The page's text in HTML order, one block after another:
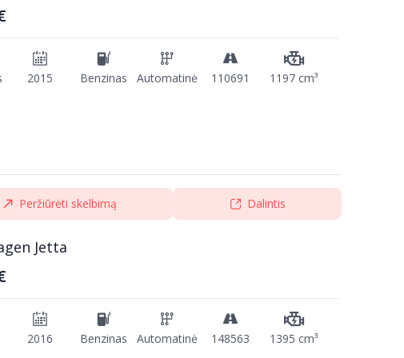
2015 Benzinas Automatinė 110691 1197 cm³
Peržiūrėti skelbimą Dalintis
Jetta
2016 Benzinas Automatinė 148563 1395 cm³